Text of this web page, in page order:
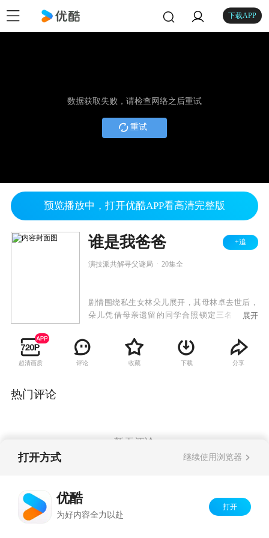
下载APP
数据获取失败，请检查网络之后重试
重试
预览播放中，打开优酷APP看高清完整版
谁是我爸爸 +追
演技派共解寻父谜局 20集全
剧情围绕私生女林朵儿展开，其母林卓去世后，
朵儿凭借母亲遗留的同学合照锁定三名嫌疑人
师王奇。她以复仇姿态闯入三人生活，引发三个
家庭的情感震荡。随着朵儿罹患尿毒症的真相曝
光，三位男性陷入抉择：颜效锋放弃仕途承认父
展开
超清画质 评论 收藏 下载 分享
热门评论
暂无评论
打开方式 继续使用浏览器
优酷
为好内容全力以赴
打开